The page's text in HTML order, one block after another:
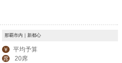
那覇市内｜新都心
￥ 平均予算
席 20席